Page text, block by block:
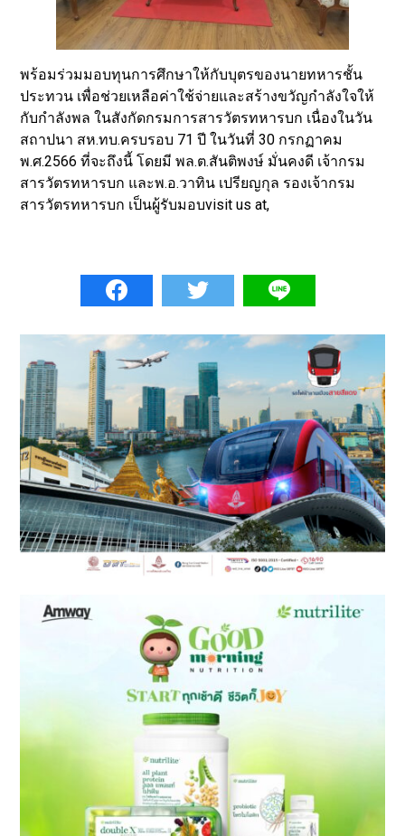
พร้อมร่วมมอบทุนการศึกษาให้กับบุตรของนายทหารชั้น
ประทวน เพื่อช่วยเหลือค่าใช้จ่ายและสร้างขวัญกำลังใจให้
กับกำลังพล ในสังกัดกรมการสารวัตรทหารบก เนื่องในวัน
สถาปนา สห.ทบ.ครบรอบ 71 ปี ในวันที่ 30 กรกฏาคม
พ.ศ.2566 ที่จะถึงนี้ โดยมี พล.ต.สันติพงษ์ มั่นคงดี เจ้ากรม
สารวัตรทหารบก และพ.อ.วาทิน เปรียญกุล รองเจ้ากรม
สารวัตรทหารบก เป็นผู้รับมอบvisit us at,